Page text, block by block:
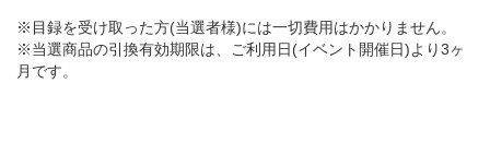
※目録を受け取った方(当選者様)には一切費用はかかりません。
※当選商品の引換有効期限は、ご利用日(イベント開催日)より3ヶ
月です。